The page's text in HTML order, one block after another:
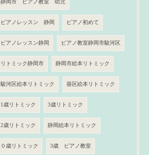
静岡市 ピアノ教室 幼児
ピアノレッスン 静岡 ピアノ初めて
ピアノレッスン静岡 ピアノ教室静岡市駿河区
リトミック静岡市 静岡市絵本リトミック
駿河区絵本リトミック 葵区絵本リトミック
1歳リトミック 3歳リトミック
2歳リトミック 静岡絵本リトミック
０歳リトミック 3歳 ピアノ教室